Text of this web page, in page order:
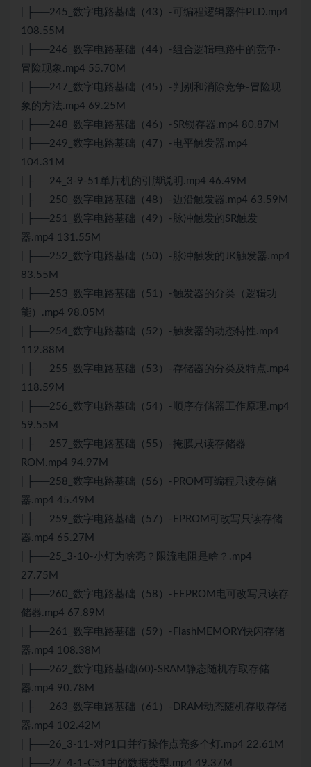
| ├──245_数字电路基础（43）-可编程逻辑器件PLD.mp4
108.55M
| ├──246_数字电路基础（44）-组合逻辑电路中的竞争-
冒险现象.mp4 55.70M
| ├──247_数字电路基础（45）-判别和消除竞争-冒险现
象的方法.mp4 69.25M
| ├──248_数字电路基础（46）-SR锁存器.mp4 80.87M
| ├──249_数字电路基础（47）-电平触发器.mp4
104.31M
| ├──24_3-9-51单片机的引脚说明.mp4 46.49M
| ├──250_数字电路基础（48）-边沿触发器.mp4 63.59M
| ├──251_数字电路基础（49）-脉冲触发的SR触发
器.mp4 131.55M
| ├──252_数字电路基础（50）-脉冲触发的JK触发器.mp4
83.55M
| ├──253_数字电路基础（51）-触发器的分类（逻辑功
能）.mp4 98.05M
| ├──254_数字电路基础（52）-触发器的动态特性.mp4
112.88M
| ├──255_数字电路基础（53）-存储器的分类及特点.mp4
118.59M
| ├──256_数字电路基础（54）-顺序存储器工作原理.mp4
59.55M
| ├──257_数字电路基础（55）-掩膜只读存储器
ROM.mp4 94.97M
| ├──258_数字电路基础（56）-PROM可编程只读存储
器.mp4 45.49M
| ├──259_数字电路基础（57）-EPROM可改写只读存储
器.mp4 65.27M
| ├──25_3-10-小灯为啥亮？限流电阻是啥？.mp4
27.75M
| ├──260_数字电路基础（58）-EEPROM电可改写只读存
储器.mp4 67.89M
| ├──261_数字电路基础（59）-FlashMEMORY快闪存储
器.mp4 108.38M
| ├──262_数字电路基础(60)-SRAM静态随机存取存储
器.mp4 90.78M
| ├──263_数字电路基础（61）-DRAM动态随机存取存储
器.mp4 102.42M
| ├──26_3-11-对P1口并行操作点亮多个灯.mp4 22.61M
| ├──27_4-1-C51中的数据类型.mp4 49.37M